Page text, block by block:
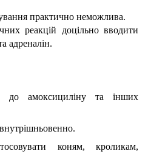
практично неможлива.
реакцій доцільно вводити
адреналін.
до амоксициліну та інших
коням, кроликам,